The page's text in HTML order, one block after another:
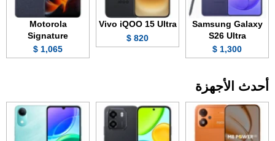
Samsung Galaxy
S26 Ultra
1,300 $
Vivo iQOO 15 Ultra
820 $
Motorola
Signature
1,065 $
أحدث الأجهزة